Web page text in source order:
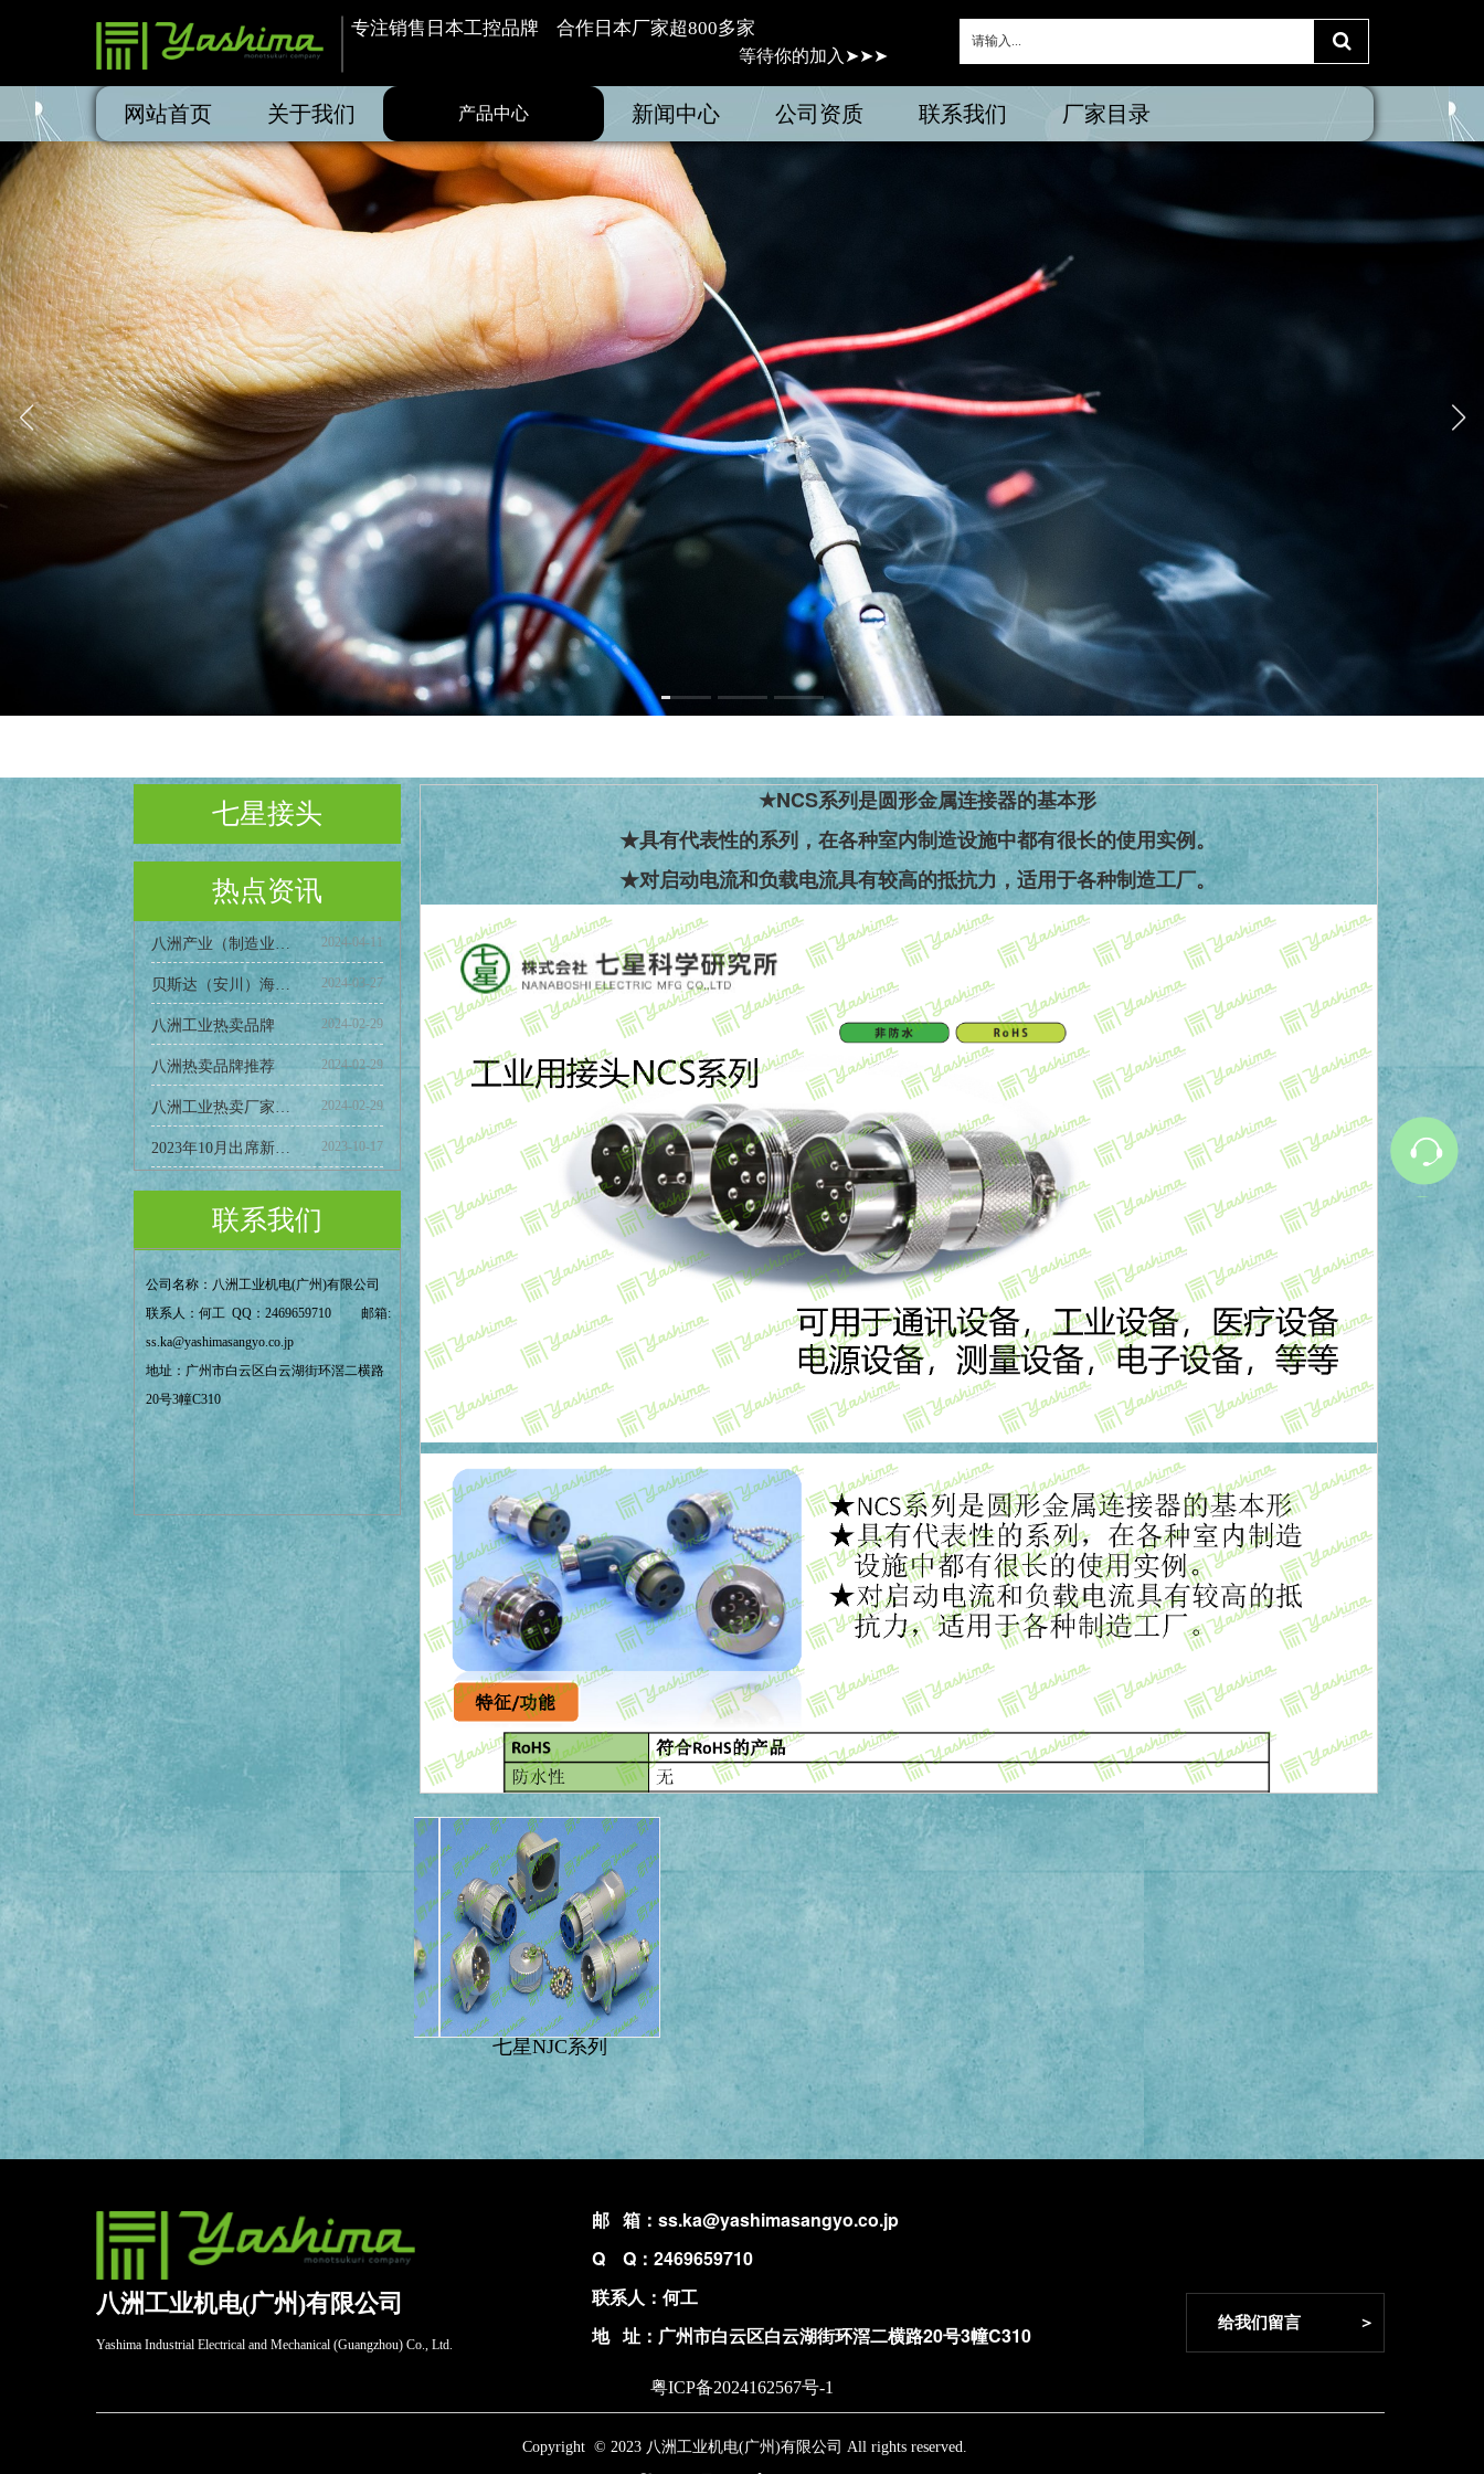
专注销售日本工控品牌    合作日本厂家超800多家
等待你的加入➤➤➤
网站首页 关于我们 产品中心 新闻中心 公司资质 联系我们 厂家目录
联系我们
公司名称：八洲工业机电(广州)有限公司
联系人：何工  QQ：2469659710         邮箱:
ss.ka@yashimasangyo.co.jp
地址：广州市白云区白云湖街环滘二横路
20号3幢C310
八洲产业（制造业通讯第 60 期） 2024-04-11
贝斯达（安川）海外市场相关洽谈会 2024-03-27
八洲工业热卖品牌 2024-02-29
八洲热卖品牌推荐 2024-02-29
八洲工业热卖厂家推荐 2024-02-29
2023年10月出席新西兰ABB亚洲合作伙伴大会。 2023-10-17
七星接头
热点资讯
★NCS系列是圆形金属连接器的基本形
★具有代表性的系列，在各种室内制造设施中都有很长的使用实例。
★对启动电流和负载电流具有较高的抵抗力，适用于各种制造工厂。
七星NCS系列 七星NET系列 七星NJC系列
八洲工业机电(广州)有限公司
Yashima Industrial Electrical and Mechanical (Guangzhou) Co., Ltd.
邮 箱： ss.ka@yashimasangyo.co.jp
Q Q：2469659710
联系人：何工
地 址：广州市白云区白云湖街环滘二横路20号3幢C310
Copyright  © 2023 八洲工业机电(广州)有限公司 All rights reserved.
给我们留言             ＞
粤ICP备2024162567号-1